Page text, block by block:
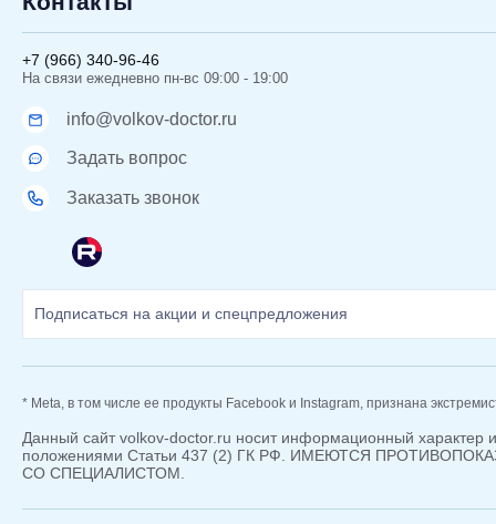
+7 (966) 340-96-46
На связи ежедневно пн-вс 09:00 - 19:00
info@volkov-doctor.ru
Задать вопрос
Заказать звонок
* Meta, в том числе ее продукты Facebook и Instagram, признана
Данный сайт volkov-doctor.ru носит информационный характер
положениями Статьи 437 (2) ГК РФ. ИМЕЮТСЯ
СО СПЕЦИАЛИСТОМ.